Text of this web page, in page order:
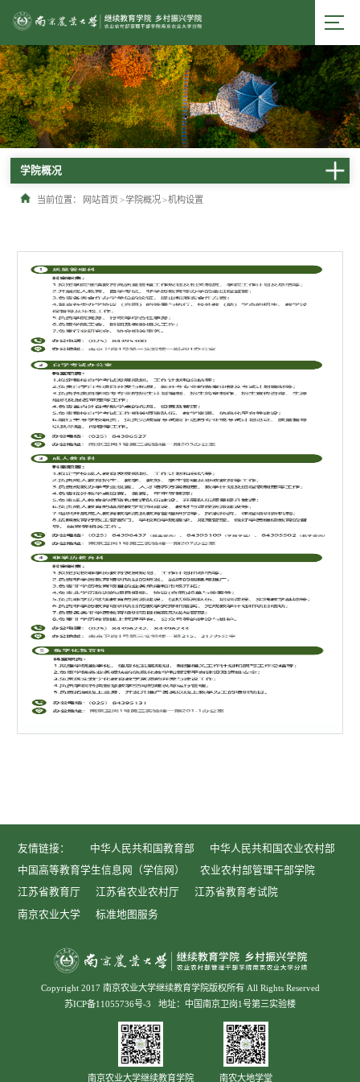
学院概况
当前位置： 网站首页 >学院概况>机构设置
友情链接： 中华人民共和国教育部
中华人民共和国农业农村部
中国高等教育学生信息网（学信网）
农业农村部管理干部学院
江苏省教育厅
江苏省农业农村厅
江苏省教育考试院
南京农业大学
标准地图服务
Copyright 2017 南京农业大学继续教育学院版权所有 All Rights Reserved
苏ICP备11055736号-3 地址：中国南京卫岗1号第三实验楼
南京农业大学继续教育学院 南农大地学堂